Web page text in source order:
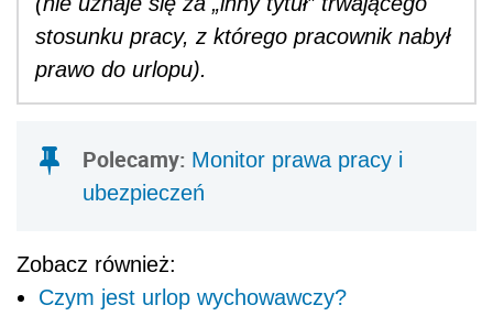
stosunku pracy, z którego pracownik nabył
prawo do urlopu).
Polecamy: Monitor prawa pracy i
ubezpieczeń
Zobacz również:
Czym jest urlop wychowawczy?